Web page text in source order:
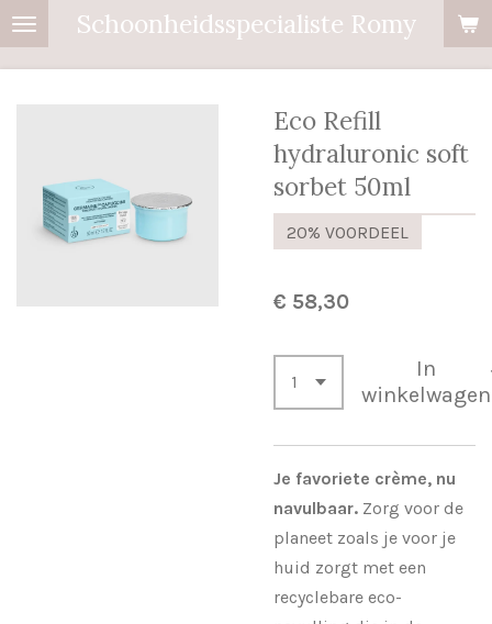
Ga
Schoonheidsspecialiste Romy
Eco Refill
hydraluronic soft
sorbet 50ml
20% VOORDEEL
€ 58,30
In
winkelwagen
Je favoriete crème, nu
navulbaar. Zorg voor de
planeet zoals je voor je
huid zorgt met een
recyclebare eco-